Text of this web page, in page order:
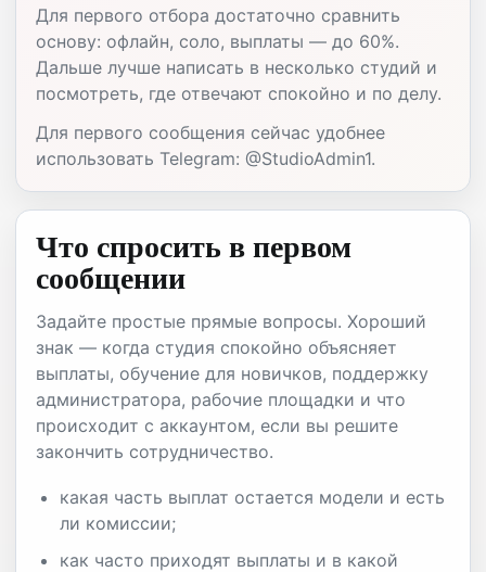
Для первого отбора достаточно сравнить
основу: офлайн, соло, выплаты — до 60%.
Дальше лучше написать в несколько студий и
посмотреть, где отвечают спокойно и по делу.
Для первого сообщения сейчас удобнее
использовать Telegram: @StudioAdmin1.
Что спросить в первом
сообщении
Задайте простые прямые вопросы. Хороший
знак — когда студия спокойно объясняет
выплаты, обучение для новичков, поддержку
администратора, рабочие площадки и что
происходит с аккаунтом, если вы решите
закончить сотрудничество.
какая часть выплат остается модели и есть
ли комиссии;
как часто приходят выплаты и в какой